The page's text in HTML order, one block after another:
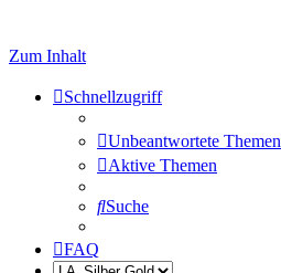
Zum Inhalt
Schnellzugriff
Unbeantwortete Themen
Aktive Themen
Suche
FAQ